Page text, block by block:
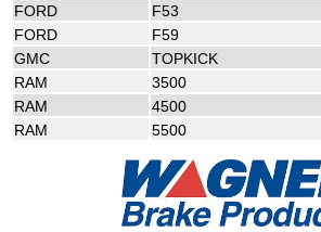
FORD
F53
FORD
F59
GMC
TOPKICK
RAM
3500
RAM
4500
RAM
5500